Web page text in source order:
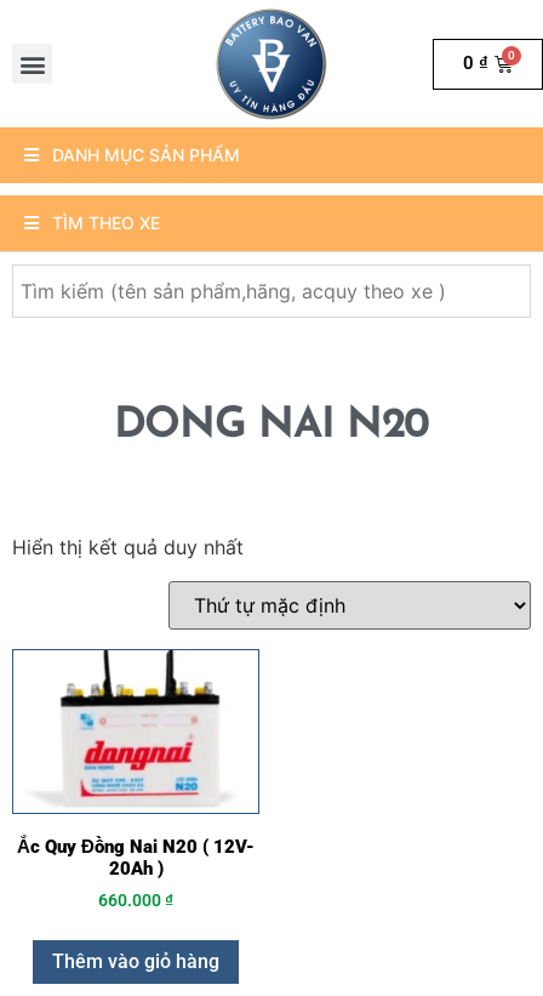
0 ₫
DANH MỤC SẢN PHẨM
TÌM THEO XE
DONG NAI N20
Hiển thị kết quả duy nhất
Ắc Quy Đồng Nai N20 ( 12V-
20Ah )
660.000₫
Thêm vào giỏ hàng